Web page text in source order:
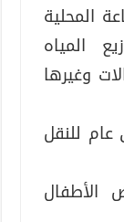
المحلية
المياه
وغيرها
للنقل
الأطفال